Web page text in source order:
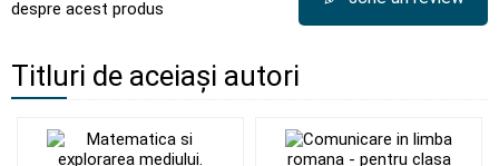
despre acest produs
Titluri de aceiași autori